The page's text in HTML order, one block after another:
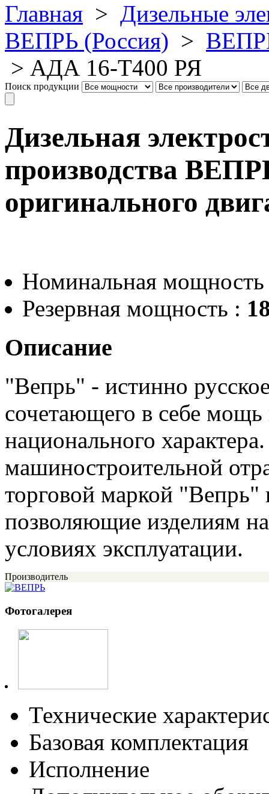
Главная > Дизельные
ВЕПРЬ (Россия) >
> АДА 16-Т400 РЯ
Поиск продукции
Дизельная
производства
оригинального
Номинальная
Резервная мощность :
Описание
"Вепрь" - истинно
сочетающего в себе мощь
национального
машиностроительной
торговой маркой
позволяющие изделиям
условиях эксплуатации.
Производитель
Фотогалерея
Технические
Базовая комплектация
Исполнение